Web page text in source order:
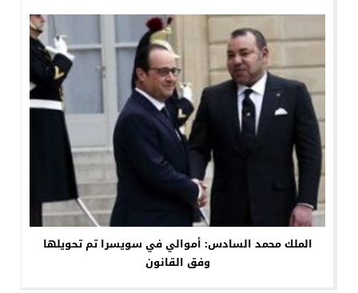
الملك محمد السادس: أموالي في سويسرا تم تحويلها
وفق القانون